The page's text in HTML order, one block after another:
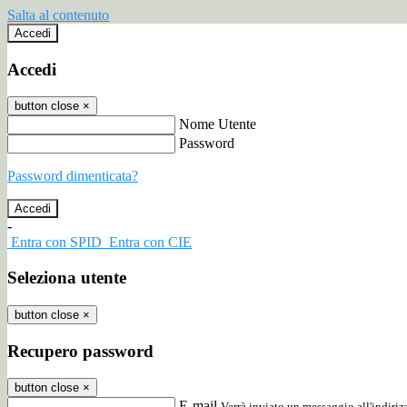
Salta al contenuto
Accedi
Accedi
button close ×
Nome Utente
Password
Password dimenticata?
-
Entra con SPID Entra con CIE
Seleziona utente
button close ×
Recupero password
button close ×